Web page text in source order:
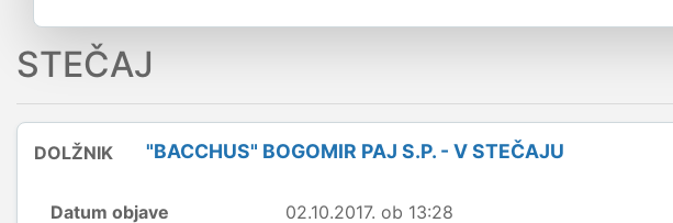
STEČAJ
DOLŽNIK "BACCHUS" BOGOMIR PAJ S.P. - V STEČAJU
Datum objave
02.10.2017. ob 13:28